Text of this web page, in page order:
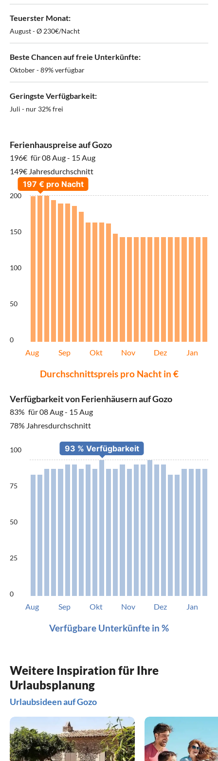
Teuerster Monat:
August - Ø 230€/Nacht
Beste Chancen auf freie Unterkünfte:
Oktober - 89% verfügbar
Geringste Verfügbarkeit:
Juli - nur 32% frei
Ferienhauspreise auf Gozo
196€ für 08 Aug - 15 Aug
149€ Jahresdurchschnitt
200
150
100
50
0
Aug Sep Okt Nov Dez Jan
Durchschnittspreis pro Nacht in €
Verfügbarkeit von Ferienhäusern auf Gozo
83% für 08 Aug - 15 Aug
78% Jahresdurchschnitt
100
75
50
25
0
Aug Sep Okt Nov Dez Jan
Verfügbare Unterkünfte in %
Weitere Inspiration für Ihre
Urlaubsplanung
Urlaubsideen auf Gozo